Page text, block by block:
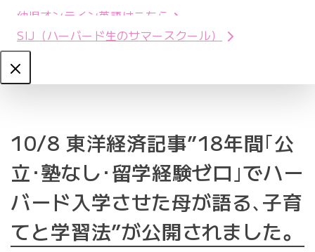
幼児オンライン英語はこちら
SIJ（ハーバード生のサマースクール）
Close
10/8 東洋経済記事”18年間｢公
立･塾なし･留学経験ゼロ｣でハー
バード入学させた母が語る､子育
てと学習法”が公開されました。